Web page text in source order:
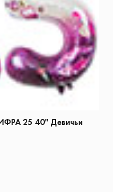
25 40" Девичьи